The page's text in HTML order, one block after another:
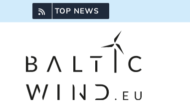
do
TOP NEWS